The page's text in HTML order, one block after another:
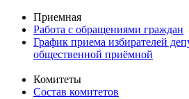
Приемная
Работа с обращениями граждан
График приема избирателей
общественной приёмной
Комитеты
Состав комитетов